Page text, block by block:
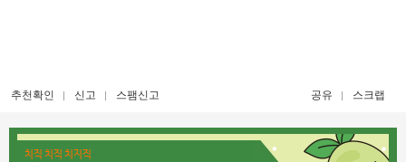
추천확인 신고 스팸신고 공유 스크랩
치직 치직 치지직